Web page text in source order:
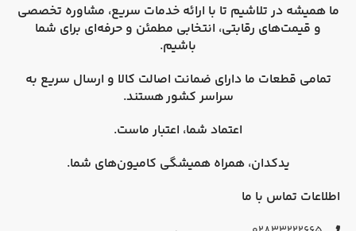
ما همیشه در تلاشیم تا با ارائه خدمات سریع، مشاوره تخصصی
و قیمت‌های رقابتی، انتخابی مطمئن و حرفه‌ای برای شما
باشیم.
تمامی قطعات ما دارای ضمانت اصالت کالا و ارسال سریع به
سراسر کشورهستند.
اعتماد شما، اعتبار ماست.
یدکدان، همراه همیشگی کامیون‌های شما.
اطلاعات تماس با ما